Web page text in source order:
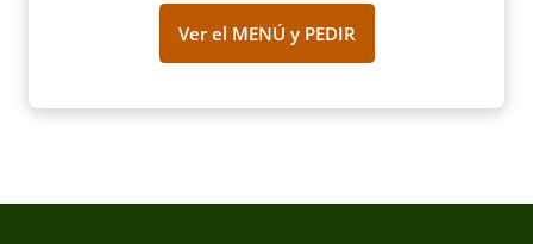
Ver el MENÚ y PEDIR